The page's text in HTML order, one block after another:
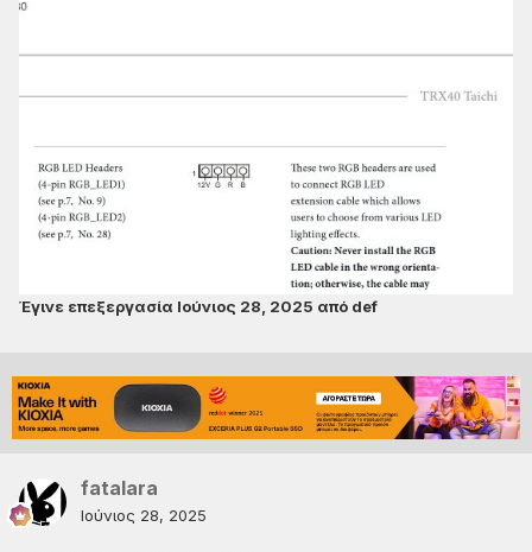
Έγινε επεξεργασία Ιούνιος 28, 2025 από def
fatalara
Ιούνιος 28, 2025